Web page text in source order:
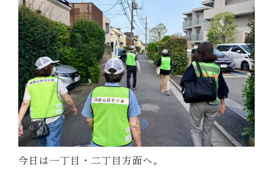
今日は一丁目・二丁目方面へ。